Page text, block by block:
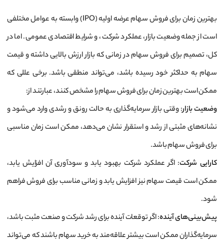
بهترین زمان برای فروش سهام عرضه اولیه (IPO) وابسته به عوامل مختلفی
است از جمله وضعیت بازار، عملکرد شرکت، و شرایط اقتصادی عمومی. اما در
کل، تصمیم برای فروش سهام در زمانی که بازار ارزش بالایی داشته و قیمت
سهام به حداکثر خود رسیده باشد، می‌تواند منطقی باشد. برخی عللی که
ممکن است بهترین زمان برای فروش سهام را مشخص کنند، عبارتند از:
وضعیت بازار: وقتی بازار سرمایه‌گذاری به حالت رونق و رشدی وارد می‌شود و
نشانه‌های مثبتی از رشد و استقرار نشان می‌دهد، ممکن است زمان مناسبی
برای فروش سهام باشد.
کارایی شرکت: اگر عملکرد شرکت بهبود یابد و سودآوری آن افزایش یابد،
ممکن است قیمت سهام نیز افزایش یابد و زمانی مناسب برای فروش فراهم
شود.
پیش‌بینی‌های آینده: اگر توقعات آینده برای رشد شرکت و صنعت مثبت باشد،
سرمایه‌گذاران ممکن است بیشتر علاقه‌مند به خرید سهام باشند که می‌تواند